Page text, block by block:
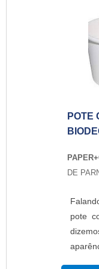
dos
todos
POTE
DE
pote